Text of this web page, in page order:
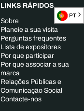
LINKS RÁPIDOS
Sobre
Planeie a sua visita
Perguntas frequentes
Lista de expositores
Por que participar
Por que associar a sua
marca
Relações Públicas e
Comunicação Social
Contacte-nos
PT